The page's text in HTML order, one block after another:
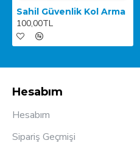
Sahil Güvenlik Kol Arma
100,00TL
Hesabım
Hesabım
Sipariş Geçmişi